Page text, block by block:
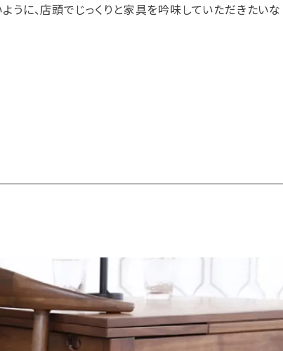
うに、店頭でじっくりと家具を吟味していただきたい